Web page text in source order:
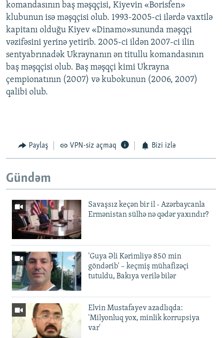
komandasının baş məşqçisi, Kiyevin «Borisfen»
klubunun isə məşqçisi olub. 1993-2005-ci ilərdə vaxtilə
kapitanı olduğu Kiyev «Dinamo»sununda məşqçi
vəzifəsini yerinə yetirib. 2005-ci ildən 2007-ci ilin
sentyabrınadək Ukraynanın ən titullu komandasının
baş məşqçisi olub. Baş məşqçi kimi Ukrayna
çempionatının (2007) və kubokunun (2006, 2007)
qalibi olub.
Paylaş VPN-siz açmaq Bizi izlə
Gündəm
Savaşsız keçən bir il - Azərbaycanla
Ermənistan sülhə nə qədər yaxındır?
'Guya Əli Kərimliyə 850 min
göndərib' – keçmiş mühafizəçi
tutuldu, Bakıya verilə bilər
Elvin Mustafayev azadlıqda:
'Milyonluq yox, minlik korrupsiya
var'